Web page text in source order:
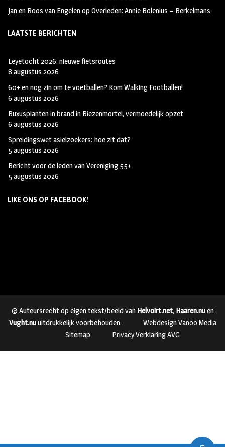
Jan en Roos van EngelenopOverleden: Annie Bolenius – Berkelmans
LAATSTE BERICHTEN
Leyetocht 2026: nieuwe fietsroutes
8 augustus 2026
60+ en nog zin om te voetballen? Kom Walking Footballen!
6 augustus 2026
Buxusplanten in brand in Biezenmortel, vermoedelijk opzet
6 augustus 2026
Spreidingswet asielzoekers: hoe zit dat?
5 augustus 2026
Bericht voor de leden van Vereniging 55+
5 augustus 2026
LIKE ONS OP FACEBOOK!
© Auteursrecht op eigen tekst/beeld van Helvoirt.net, Haaren.nuen
Vught.nuuitdrukkelijk voorbehouden.
Webdesign Vanoo Media
Sitemap
Privacy Verklaring AVG